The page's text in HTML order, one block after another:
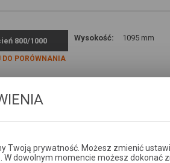
Twoją prywatność. Możesz zmienić
W dowolnym momencie możesz dokonać
800/1000
DO PORÓWNANIA
Wysokość: 1095 mm